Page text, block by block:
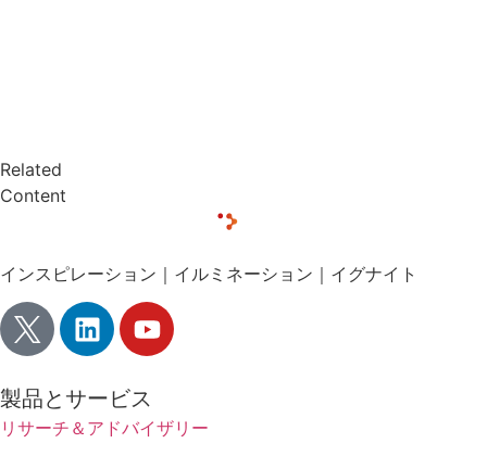
Related
Content
インスピレーション｜イルミネーション｜イグナイト
製品とサービス
リサーチ＆アドバイザリー